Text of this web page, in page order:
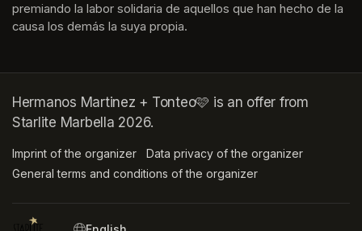
premiando la labor solidaria de aquellos que han hecho de la
causa los demás la suya propia.
Hermanos Martinez + Tonteo🩷 is an offer from
Starlite Marbella 2026.
Imprint of the organizer (opens in a new tab)
Data privacy of the organizer
General terms and conditions of the organizer